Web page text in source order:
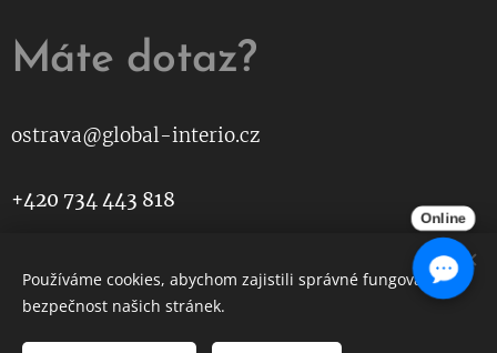
Máte dotaz?
ostrava@global-interio.cz
+420 734 443 818
Global Interio Cookies
Používáme cookies, abychom zajistili správné fungování a
bezpečnost našich stránek.
Online